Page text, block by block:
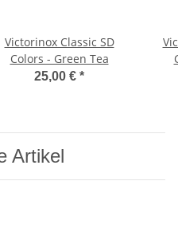
Victorinox Classic SD
Colors - Green Tea
25,00 € *
Artikel